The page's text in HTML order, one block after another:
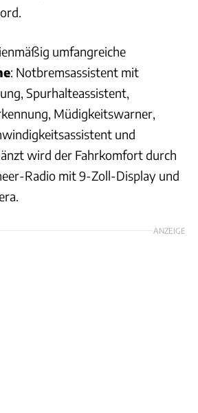
umfangreiche
: Notbremsassistent mit
Spurhalteassistent,
Müdigkeitswarner,
und
wird der Fahrkomfort durch
Radio mit 9-Zoll-Display und
ANZEIGE